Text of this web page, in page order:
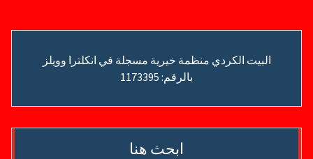
البيت الكردي منظمة خيرية مسجلة في انكلترا وويلز
بالرقم: 1173395
ابحث هنا